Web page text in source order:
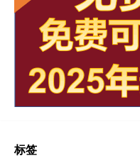
标签